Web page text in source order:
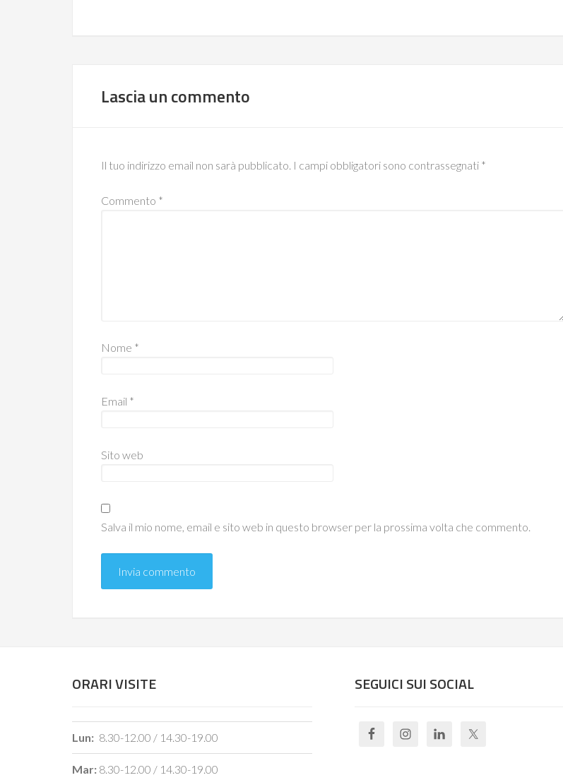
Lascia un commento
Il tuo indirizzo email non sarà pubblicato. I campi obbligatori sono contrassegnati *
Commento *
Nome *
Email *
Sito web
Salva il mio nome, email e sito web in questo browser per la prossima volta che commento.
ORARI VISITE
Lun: 8.30-12.00 / 14.30-19.00
Mar: 8.30-12.00 / 14.30-19.00
SEGUICI SUI SOCIAL